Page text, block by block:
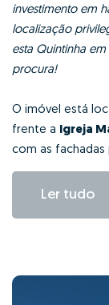
investimento em
localização
esta Quintinha em
procura!
O imóvel está
frente a Igreja
com as fachadas
Ler tudo